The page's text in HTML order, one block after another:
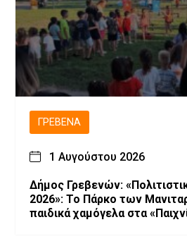
ΓΡΕΒΕΝΆ
1 Αυγούστου 2026
Δήμος Γρεβενών:
2026»: Το Πάρκο των
παιδικά χαμόγελα στα